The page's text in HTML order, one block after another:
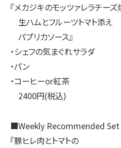
『メカジキのモッツァレラチー
生ハムとフルーツトマト添え
パプリカソース』
・シェフの気まぐれサラダ
・パン
・コーヒーor紅茶
2400円(税込)
■Weekly Recommended Set
『豚ヒレ肉とトマトの